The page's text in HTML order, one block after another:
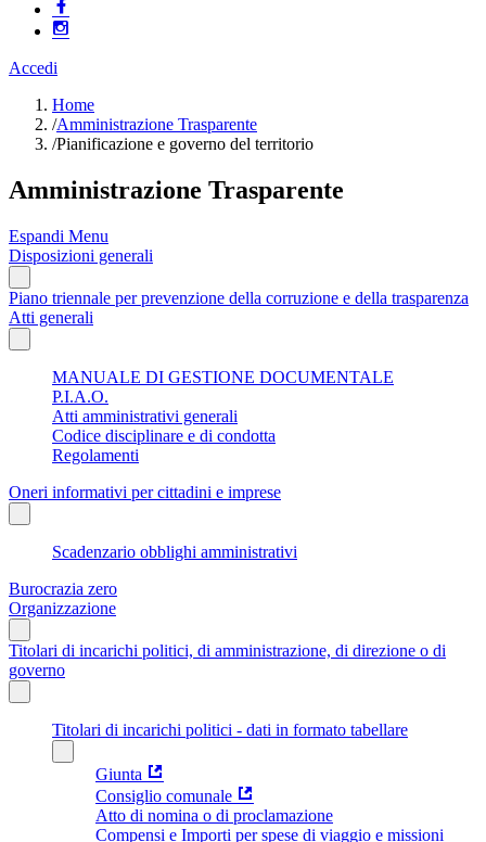
Accedi
Home
/Amministrazione Trasparente
/Pianificazione e governo del territorio
Amministrazione Trasparente
Espandi Menu
Disposizioni generali
Piano triennale per prevenzione della corruzione e della trasparenza
Atti generali
MANUALE DI GESTIONE DOCUMENTALE
P.I.A.O.
Atti amministrativi generali
Codice disciplinare e di condotta
Regolamenti
Oneri informativi per cittadini e imprese
Scadenzario obblighi amministrativi
Burocrazia zero
Organizzazione
Titolari di incarichi politici, di amministrazione, di direzione o di
governo
Titolari di incarichi politici - dati in formato tabellare
Giunta
Consiglio comunale
Atto di nomina o di proclamazione
Compensi e Importi per spese di viaggio e missioni